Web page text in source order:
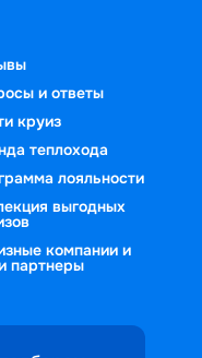
и ответы
круиз
теплохода
лояльности
выгодных
компании и
партнеры